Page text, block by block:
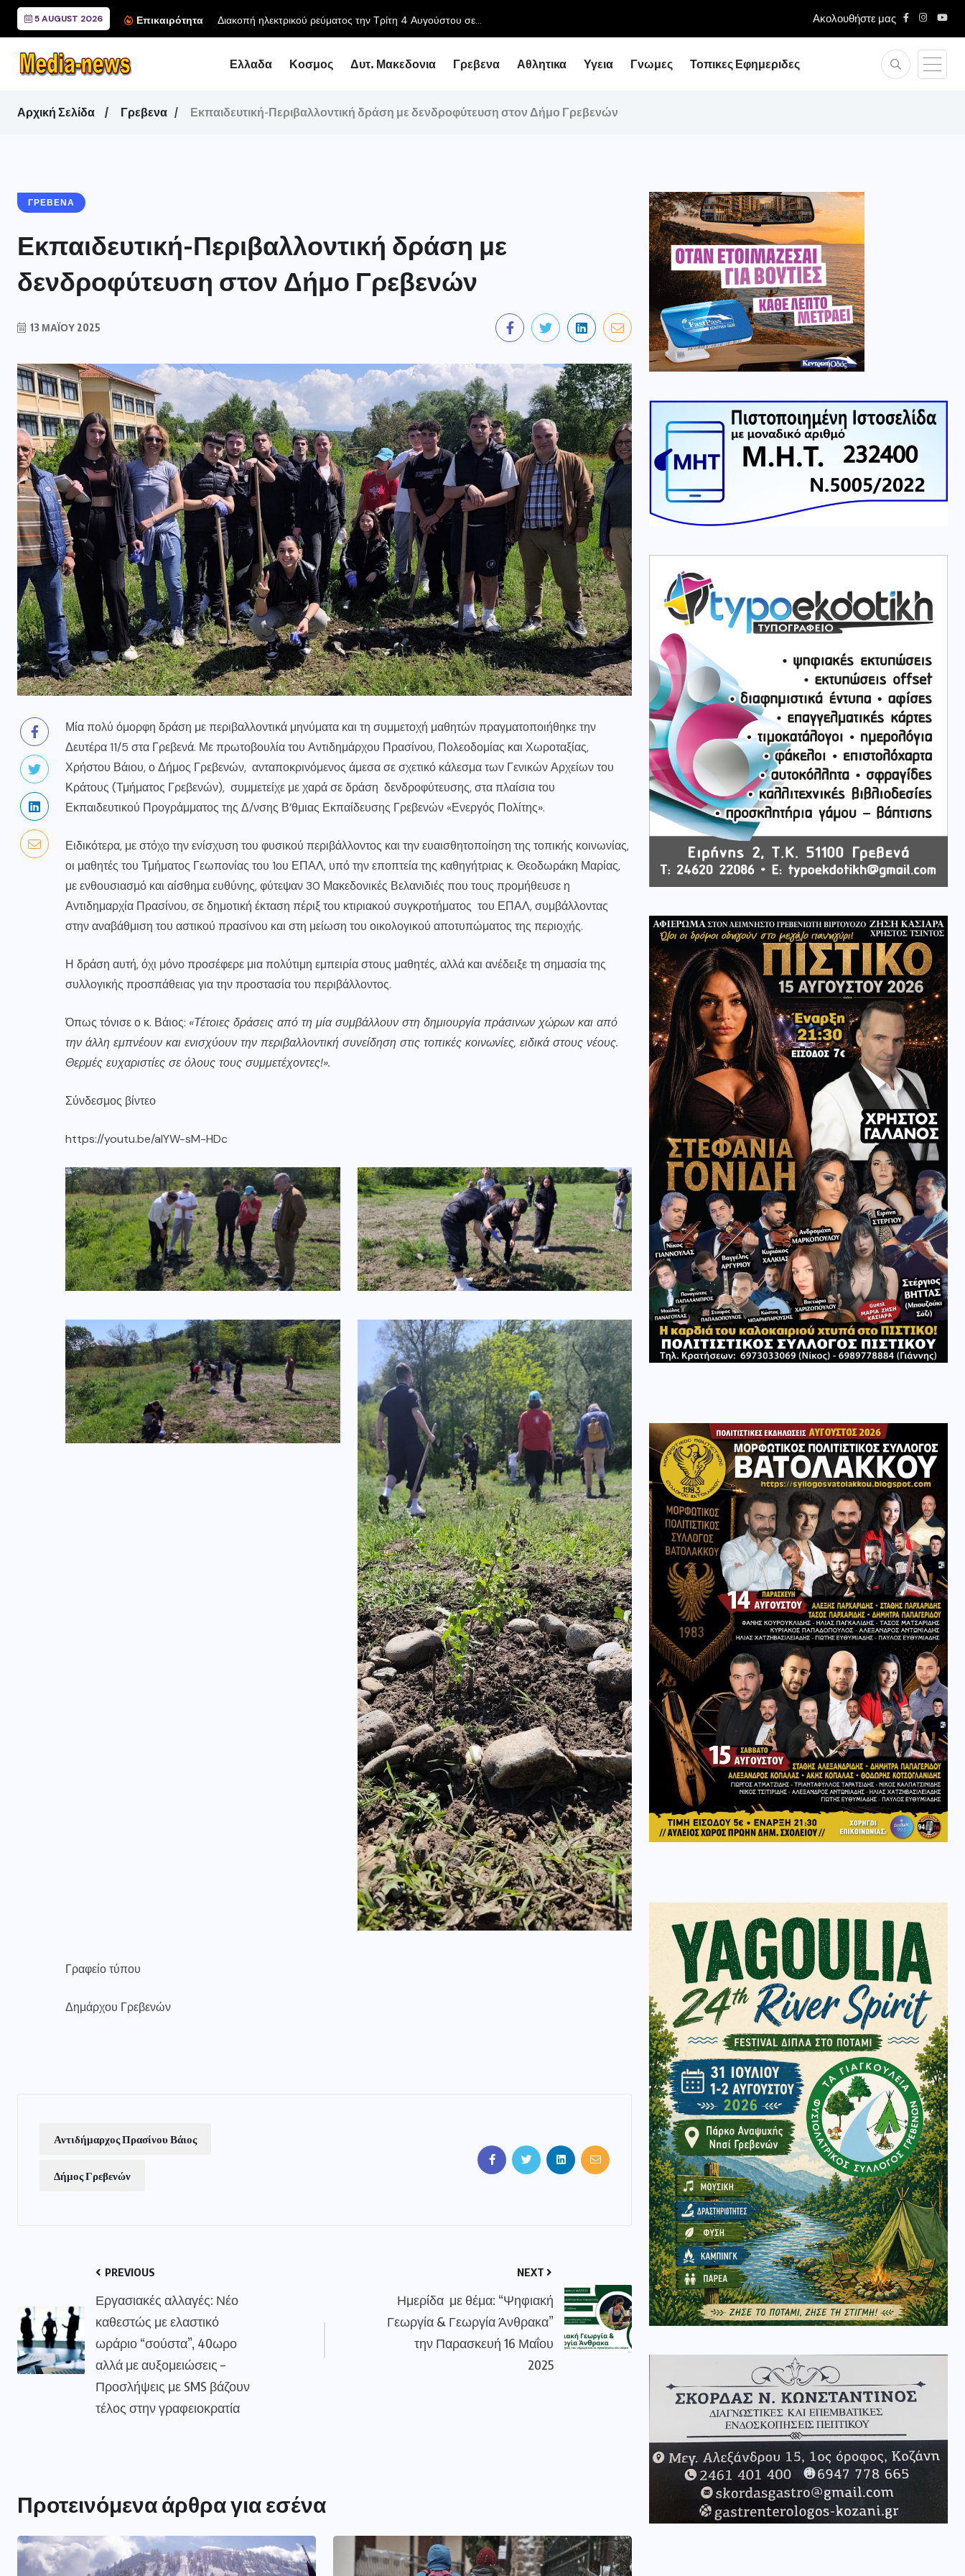
5 AUGUST 2026 Επικαιρότητα Διακοπή ηλεκτρικού ρεύματος την Τρίτη 4 Αυγούστου σε... Ακολουθήστε μας
Ελλαδα Κοσμος Δυτ. Μακεδονια Γρεβενα Αθλητικα Υγεια Γνωμες Τοπικες Εφημεριδες
Αρχική Σελίδα Γρεβενα Εκπαιδευτική-Περιβαλλοντική δράση με δενδροφύτευση στον Δήμο Γρεβενών
ΓΡΕΒΕΝΑ
Εκπαιδευτική-Περιβαλλοντική δράση με
δενδροφύτευση στον Δήμο Γρεβενών
13 ΜΑΪ́ΟΥ 2025
Μία πολύ όμορφη δράση με περιβαλλοντικά μηνύματα και τη συμμετοχή μαθητών πραγματοποιήθηκε την
Δευτέρα 11/5 στα Γρεβενά. Με πρωτοβουλία του Αντιδημάρχου Πρασίνου, Πολεοδομίας και Χωροταξίας,
Χρήστου Βάιου, ο Δήμος Γρεβενών, ανταποκρινόμενος άμεσα σε σχετικό κάλεσμα των Γενικών Αρχείων του
Κράτους (Τμήματος Γρεβενών), συμμετείχε με χαρά σε δράση δενδροφύτευσης, στα πλαίσια του
Εκπαιδευτικού Προγράμματος της Δ/νσης Β’θμιας Εκπαίδευσης Γρεβενών «Ενεργός Πολίτης».
Ειδικότερα, με στόχο την ενίσχυση του φυσικού περιβάλλοντος και την ευαισθητοποίηση της τοπικής κοινωνίας,
οι μαθητές του Τμήματος Γεωπονίας του 1ου ΕΠΑΛ, υπό την εποπτεία της καθηγήτριας κ. Θεοδωράκη Μαρίας,
με ενθουσιασμό και αίσθημα ευθύνης, φύτεψαν 30 Μακεδονικές Βελανιδιές που τους προμήθευσε η
Αντιδημαρχία Πρασίνου, σε δημοτική έκταση πέριξ του κτιριακού συγκροτήματος του ΕΠΑΛ, συμβάλλοντας
στην αναβάθμιση του αστικού πρασίνου και στη μείωση του οικολογικού αποτυπώματος της περιοχής.
Η δράση αυτή, όχι μόνο προσέφερε μια πολύτιμη εμπειρία στους μαθητές, αλλά και ανέδειξε τη σημασία της
συλλογικής προσπάθειας για την προστασία του περιβάλλοντος.
Όπως τόνισε ο κ. Βάιος: «Τέτοιες δράσεις από τη μία συμβάλλουν στη δημιουργία πράσινων χώρων και από
την άλλη εμπνέουν και ενισχύουν την περιβαλλοντική συνείδηση στις τοπικές κοινωνίες, ειδικά στους νέους.
Θερμές ευχαριστίες σε όλους τους συμμετέχοντες!».
Σύνδεσμος βίντεο
https://youtu.be/aIYW-sM-HDc
Γραφείο τύπου
Δημάρχου Γρεβενών
Αντιδήμαρχος Πρασίνου Βάιος
Δήμος Γρεβενών
PREVIOUS
Εργασιακές αλλαγές: Νέο
καθεστώς με ελαστικό
ωράριο “σούστα”, 40ωρο
αλλά με αυξομειώσεις –
Προσλήψεις με SMS βάζουν
τέλος στην γραφειοκρατία
NEXT
Ημερίδα με θέμα: “Ψηφιακή
Γεωργία & Γεωργία Άνθρακα”
την Παρασκευή 16 Μαΐου
2025
Προτεινόμενα άρθρα για εσένα